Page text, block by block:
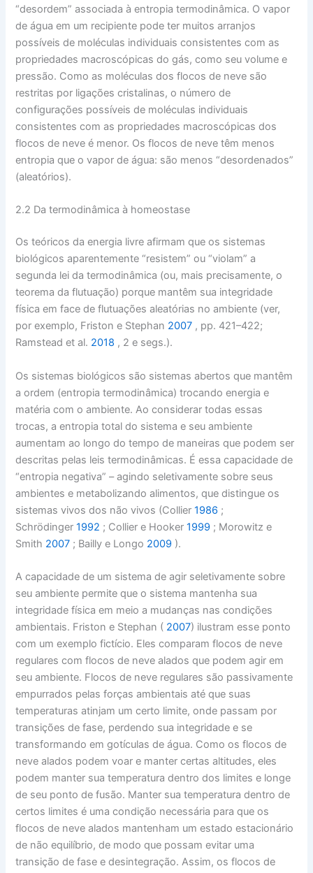
“desordem” associada à entropia termodinâmica. O vapor
de água em um recipiente pode ter muitos arranjos
possíveis de moléculas individuais consistentes com as
propriedades macroscópicas do gás, como seu volume e
pressão. Como as moléculas dos flocos de neve são
restritas por ligações cristalinas, o número de
configurações possíveis de moléculas individuais
consistentes com as propriedades macroscópicas dos
flocos de neve é ​​menor. Os flocos de neve têm menos
entropia que o vapor de água: são menos “desordenados”
(aleatórios).
2.2 Da termodinâmica à homeostase
Os teóricos da energia livre afirmam que os sistemas
biológicos aparentemente “resistem” ou “violam” a
segunda lei da termodinâmica (ou, mais precisamente, o
teorema da flutuação) porque mantêm sua integridade
física em face de flutuações aleatórias no ambiente (ver,
por exemplo, Friston e Stephan 2007 , pp. 421–422;
Ramstead et al. 2018 , 2 e segs.).
Os sistemas biológicos são sistemas abertos que mantêm
a ordem (entropia termodinâmica) trocando energia e
matéria com o ambiente. Ao considerar todas essas
trocas, a entropia total do sistema e seu ambiente
aumentam ao longo do tempo de maneiras que podem ser
descritas pelas leis termodinâmicas. É essa capacidade de
“entropia negativa” – agindo seletivamente sobre seus
ambientes e metabolizando alimentos, que distingue os
sistemas vivos dos não vivos (Collier1986 ;
Schrödinger1992 ; Collier e Hooker1999 ; Morowitz e
Smith 2007 ; Bailly e Longo 2009 ).
A capacidade de um sistema de agir seletivamente sobre
seu ambiente permite que o sistema mantenha sua
integridade física em meio a mudanças nas condições
ambientais. Friston e Stephan ( 2007) ilustram esse ponto
com um exemplo fictício. Eles comparam flocos de neve
regulares com flocos de neve alados que podem agir em
seu ambiente. Flocos de neve regulares são passivamente
empurrados pelas forças ambientais até que suas
temperaturas atinjam um certo limite, onde passam por
transições de fase, perdendo sua integridade e se
transformando em gotículas de água. Como os flocos de
neve alados podem voar e manter certas altitudes, eles
podem manter sua temperatura dentro dos limites e longe
de seu ponto de fusão. Manter sua temperatura dentro de
certos limites é uma condição necessária para que os
flocos de neve alados mantenham um estado estacionário
de não equilíbrio, de modo que possam evitar uma
transição de fase e desintegração. Assim, os flocos de